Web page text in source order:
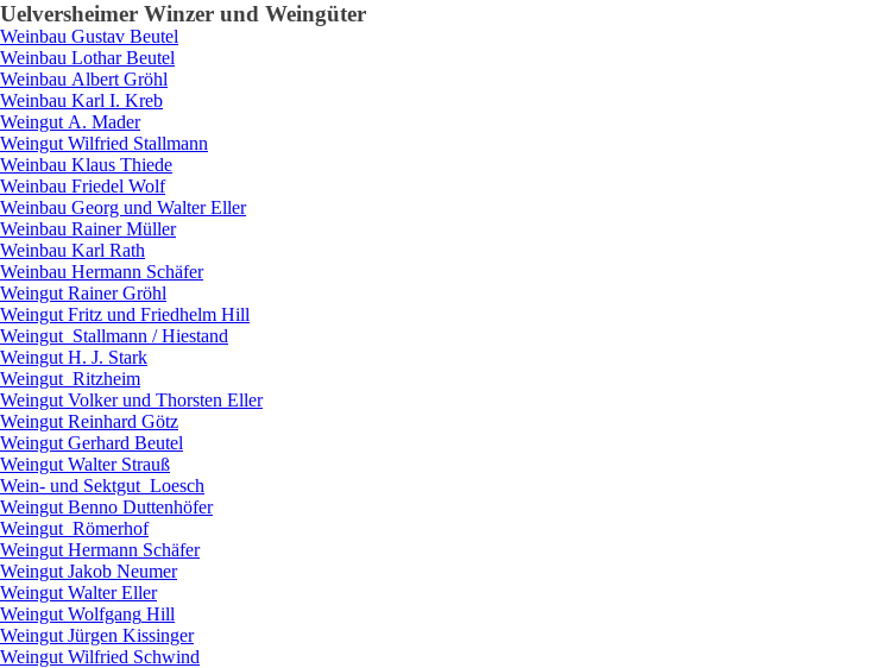
Uelversheimer Winzer und Weingüter
Weinbau Gustav Beutel
Weinbau Lothar Beutel
Weinbau Albert Gröhl
Weinbau Karl I. Kreb
Weingut A. Mader
Weingut Wilfried Stallmann
Weinbau Klaus Thiede
Weinbau Friedel Wolf
Weinbau Georg und Walter Eller
Weinbau Rainer Müller
Weinbau Karl Rath
Weinbau Hermann Schäfer
Weingut Rainer Gröhl
Weingut Fritz und Friedhelm Hill
Weingut Stallmann / Hiestand
Weingut H. J. Stark
Weingut Ritzheim
Weingut Volker und Thorsten Eller
Weingut Reinhard Götz
Weingut Gerhard Beutel
Weingut Walter Strauß
Wein- und Sektgut Loesch
Weingut Benno Duttenhöfer
Weingut Römerhof
Weingut Hermann Schäfer
Weingut Jakob Neumer
Weingut Walter Eller
Weingut Wolfgang Hill
Weingut Jürgen Kissinger
Weingut Wilfried Schwind